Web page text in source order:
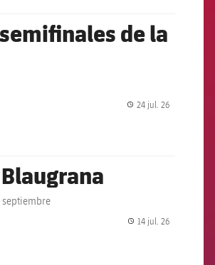
de la
24 jul. 26
septiembre
14 jul. 26